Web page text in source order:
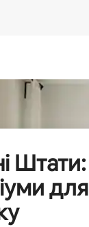
Штати:
для